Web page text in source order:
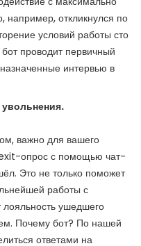
например, откликнулся по
условий работы сто
проводит первичный
интервью в
важно для вашего
опросс помощью чат-
Это не только поможет
работы с
ушедшего
Почему бот? По нашей
ответами на